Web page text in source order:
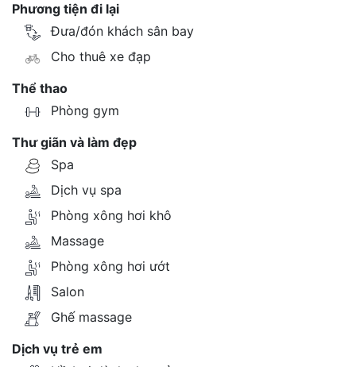
Phương tiện đi lại
Đưa/đón khách sân bay
Cho thuê xe đạp
Thể thao
Phòng gym
Thư giãn và làm đẹp
Spa
Dịch vụ spa
Phòng xông hơi khô
Massage
Phòng xông hơi ướt
Salon
Ghế massage
Dịch vụ trẻ em